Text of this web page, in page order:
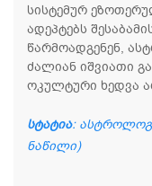
სისტემურ
ადეპტებს
წარმოადგენენ,
ძალიან იშვიათი
ოკულტური ხედვა
სტატია:
ნაწილი)